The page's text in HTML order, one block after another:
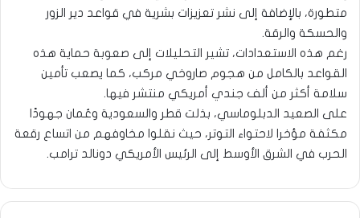
متطورة، بالإضافة إلى نشر تعزيزات بشرية في قواعد دير الزور
والحسكة والرقة.
رغم هذه الاستعدادات، تشير التحليلات إلى صعوبة حماية هذه
القواعد بالكامل من هجوم صاروخي مركب، كما يصعب تأمين
سلامة أكثر من ألف جندي أمريكي منتشر فيها.
على الصعيد الدبلوماسي، بذلت قطر والسعودية وعُمان جهودًا
مكثفة مؤخرا لاحتواء التوتر، حيث نقلوا مخاوفهم من اتساع رقعة
الحرب في الشرق الأوسط إلى الرئيس الأمريكي دونالد ترامب.